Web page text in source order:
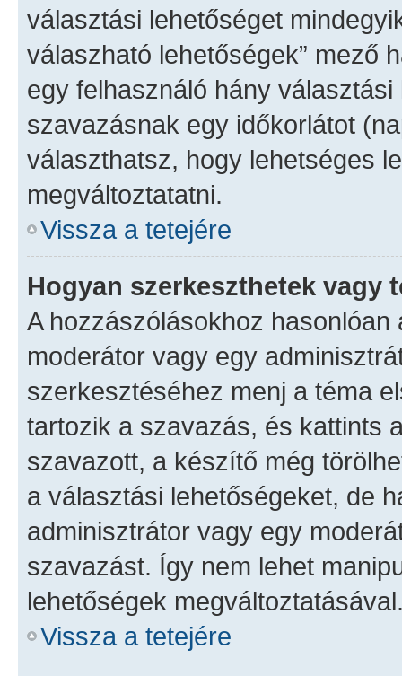
választási lehetőséget
válaszható lehetőségek” mező
egy felhasználó hány
szavazásnak egy időkorlátot
választhatsz, hogy lehetséges
megváltoztatatni.
Vissza a tetejére
Hogyan szerkeszthetek vagy
A hozzászólásokhoz
moderátor vagy egy
szerkesztéséhez menj a téma
tartozik a szavazás, és kattints
szavazott, a készítő még
a választási lehetőségeket, de
adminisztrátor vagy egy
szavazást. Így nem lehet
lehetőségek
Vissza a tetejére